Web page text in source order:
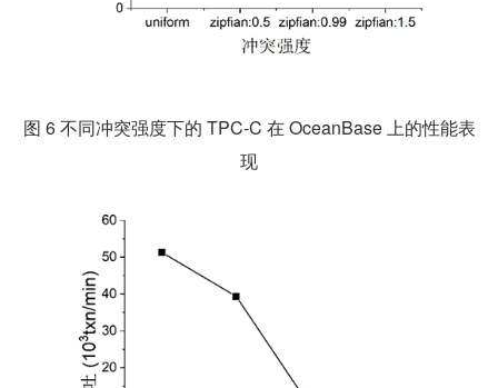
图 6 不同冲突强度下的 TPC-C 在 OceanBase 上的性能表
现